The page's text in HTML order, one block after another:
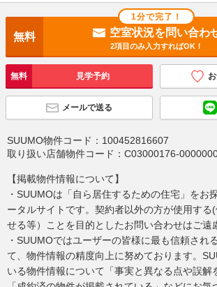
1分で完了！
無料 空室状況を問い合わ
2項目のみ入力すればOK！
無料 見学予約
メールで送る
SUUMO物件コード： 100452816607
取り扱い店舗物件コード： C03000176-
【掲載物件情報について】
・SUUMOは「自ら居住するための住宅」をお
ータルサイトです。契約者以外の方が使用する
せる等）ことを目的としたお問い合わせはご遠
・SUUMOではユーザーの皆様に最も信頼され
て、物件情報の精度向上に努めております。
いる物件情報について「事実と異なる点や誤解